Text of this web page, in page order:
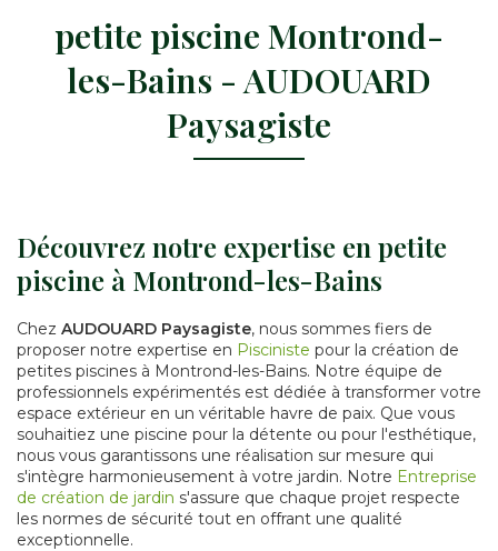
petite piscine Montrond-
les-Bains - AUDOUARD
Paysagiste
Découvrez notre expertise en petite
piscine à Montrond-les-Bains
Chez AUDOUARD Paysagiste, nous sommes fiers de
proposer notre expertise en Pisciniste pour la création de
petites piscines à Montrond-les-Bains. Notre équipe de
professionnels expérimentés est dédiée à transformer votre
espace extérieur en un véritable havre de paix. Que vous
souhaitiez une piscine pour la détente ou pour l'esthétique,
nous vous garantissons une réalisation sur mesure qui
s'intègre harmonieusement à votre jardin. Notre Entreprise
de création de jardin s'assure que chaque projet respecte
les normes de sécurité tout en offrant une qualité
exceptionnelle.